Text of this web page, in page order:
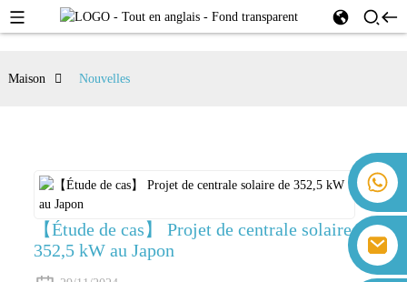
+86 18350266301 Iris Hong
+86 18806057002 Sanborn Guo
sales@farsunpv.com
Maison Nouvelles
【Étude de cas】 Projet de centrale solaire de
352,5 kW au Japon